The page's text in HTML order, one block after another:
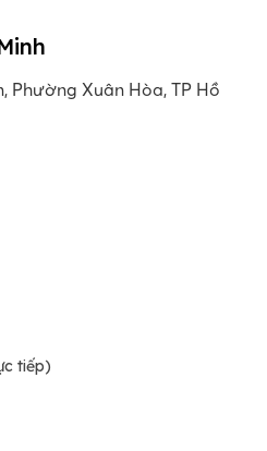
Phường Xuân Hòa, TP Hồ
tiếp)